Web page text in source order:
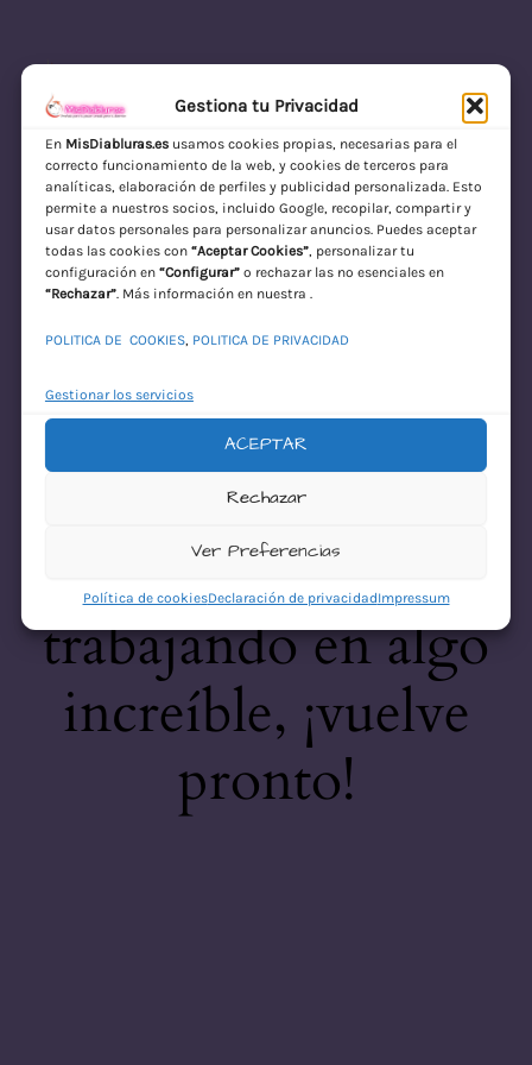
Gestiona tu Privacidad
En MisDiabluras.esusamos cookies propias, necesarias para el
correcto funcionamiento de la web, y cookies de terceros para
analíticas, elaboración de perfiles y publicidad personalizada. Esto
permite a nuestros socios, incluido Google, recopilar, compartir y
usar datos personales para personalizar anuncios. Puedes aceptar
todas las cookies con “Aceptar Cookies”, personalizar tu
configuración en “Configurar”o rechazar las no esenciales en
“Rechazar”. Más información en nuestra .
POLITICA DE COOKIES, POLITICA DE PRIVACIDAD
Gestionar los servicios
ACEPTAR
Rechazar
Ver Preferencias
Política de cookiesDeclaración de privacidadImpressum
MisDiabluras | Sexshop Online con Envío
Discreto en España
Acceder
¡Disculpa este
desastre! Estamos
trabajando en algo
increíble, ¡vuelve
pronto!